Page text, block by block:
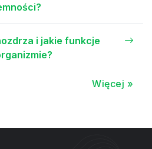
i jakie funkcje
Więcej »